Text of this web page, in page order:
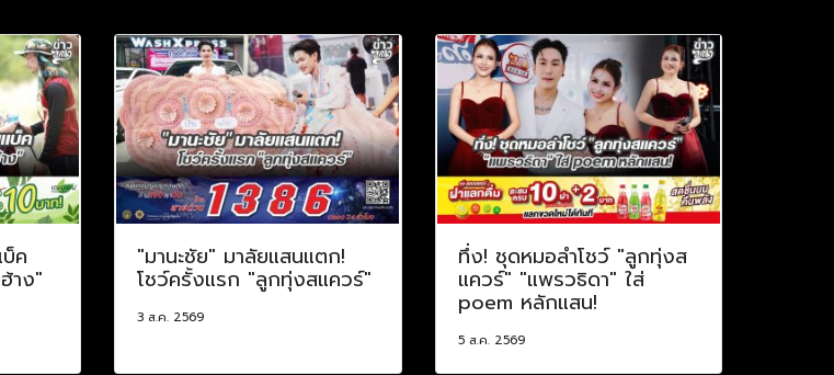
ค
าง"
"มานะชัย" มาลัยแสนแตก!
โชว์ครั้งแรก "ลูกทุ่งสแควร์"
3 ส.ค. 2569
ทึ่ง! ชุดหมอลำโชว์ "ลูกทุ่งส
แควร์" "แพรวธิดา" ใส่
poem หลักแสน!
5 ส.ค. 2569